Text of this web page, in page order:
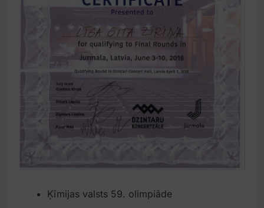
Ķīmijas valsts 59. olimpiāde